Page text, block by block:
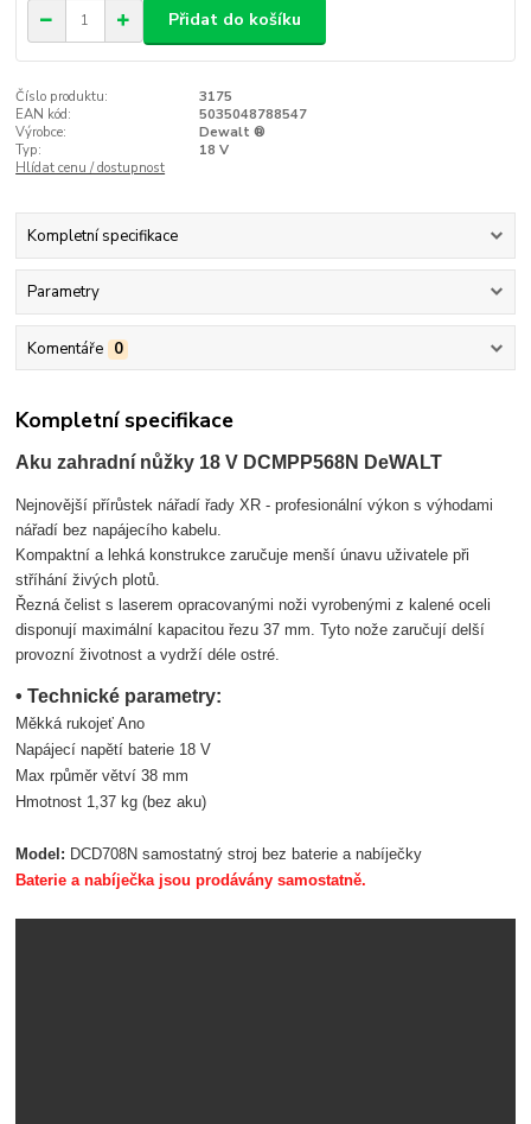
Přidat do košíku
Číslo produktu:
3175
EAN kód:
5035048788547
Výrobce:
Dewalt ®
Typ:
18 V
Hlídat cenu / dostupnost
Kompletní specifikace
Parametry
Komentáře 0
Kompletní specifikace
Aku zahradní nůžky 18 V DCMPP568N DeWALT
Nejnovější přírůstek nářadí řady XR - profesionální výkon s výhodami
nářadí bez napájecího kabelu.
Kompaktní a lehká konstrukce zaručuje menší únavu uživatele při
stříhání živých plotů.
Řezná čelist s laserem opracovanými noži vyrobenými z kalené oceli
disponují maximální kapacitou řezu 37 mm. Tyto nože zaručují delší
provozní životnost a vydrží déle ostré.
• Technické parametry:
Měkká rukojeť Ano
Napájecí napětí baterie 18 V
Max rpůměr větví 38 mm
Hmotnost 1,37 kg (bez aku)
Model: DCD708N samostatný stroj bez baterie a nabíječky
Baterie a nabíječka jsou prodávány samostatně.